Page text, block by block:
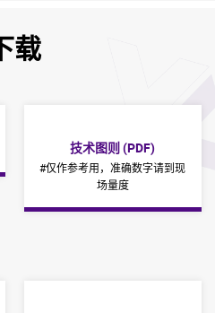
下载
技术图则 (PDF)
#仅作参考用，准确数字请到现
场量度